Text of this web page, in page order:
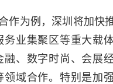
作为例，深圳将加快
务业集聚区等重大载
融、数字时尚、会展
领域合作。特别是加